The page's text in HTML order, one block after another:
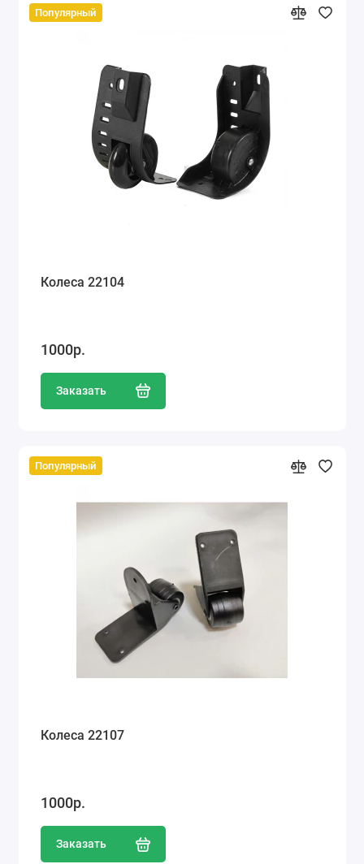
Популярный
Колеса 22104
1000р.
Заказать
Популярный
Колеса 22107
1000р.
Заказать